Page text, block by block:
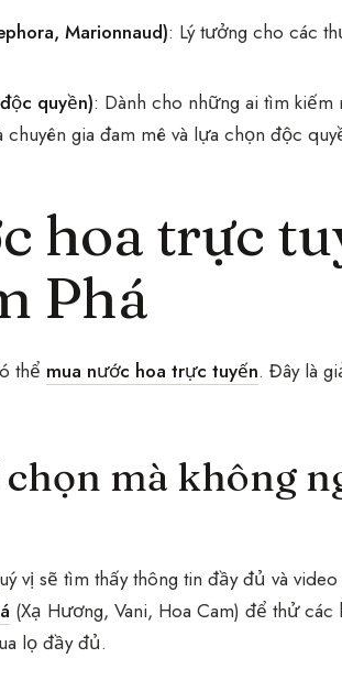
Marionnaud): Lý tưởng cho các
quyền): Dành cho những ai tìm
gia đam mê và lựa chọn độc
hoa trực
Phá
thể mua nước hoa trực tuyến. Đây là
mà không
vị sẽ tìm thấy thông tin đầy đủ và
(Xạ Hương, Vani, Hoa Cam) để thử
lọ đầy đủ.